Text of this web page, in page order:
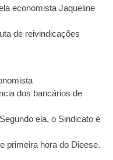
economista Jaqueline
de reivindicações
dos bancários de
ela, o Sindicato é
primeira hora do Dieese.